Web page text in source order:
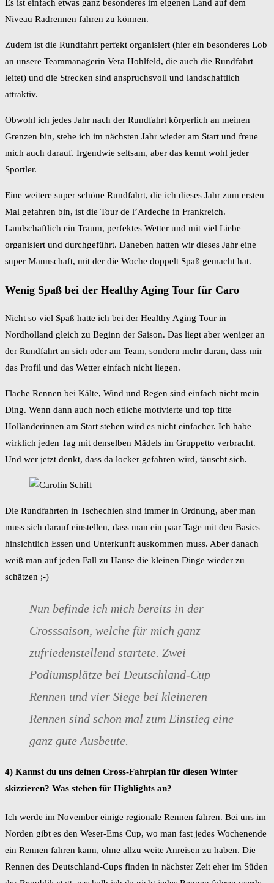
Es ist einfach etwas ganz besonderes im eigenen Land auf dem
Niveau Radrennen fahren zu können.
Zudem ist die Rundfahrt perfekt organisiert (hier ein besonderes Lob
an unsere Teammanagerin Vera Hohlfeld, die auch die Rundfahrt
leitet) und die Strecken sind anspruchsvoll und landschaftlich
attraktiv.
Obwohl ich jedes Jahr nach der Rundfahrt körperlich an meinen
Grenzen bin, stehe ich im nächsten Jahr wieder am Start und freue
mich auch darauf. Irgendwie seltsam, aber das kennt wohl jeder
Sportler.
Eine weitere super schöne Rundfahrt, die ich dieses Jahr zum ersten
Mal gefahren bin, ist die Tour de l’Ardeche in Frankreich.
Landschaftlich ein Traum, perfektes Wetter und mit viel Liebe
organisiert und durchgeführt. Daneben hatten wir dieses Jahr eine
super Mannschaft, mit der die Woche doppelt Spaß gemacht hat.
Wenig Spaß bei der Healthy Aging Tour für Caro
Nicht so viel Spaß hatte ich bei der Healthy Aging Tour in
Nordholland gleich zu Beginn der Saison. Das liegt aber weniger an
der Rundfahrt an sich oder am Team, sondern mehr daran, dass mir
das Profil und das Wetter einfach nicht liegen.
Flache Rennen bei Kälte, Wind und Regen sind einfach nicht mein
Ding. Wenn dann auch noch etliche motivierte und top fitte
Holländerinnen am Start stehen wird es nicht einfacher. Ich habe
wirklich jeden Tag mit denselben Mädels im Gruppetto verbracht.
Und wer jetzt denkt, dass da locker gefahren wird, täuscht sich.
Die Rundfahrten in Tschechien sind immer in Ordnung, aber man
muss sich darauf einstellen, dass man ein paar Tage mit den Basics
hinsichtlich Essen und Unterkunft auskommen muss. Aber danach
weiß man auf jeden Fall zu Hause die kleinen Dinge wieder zu
schätzen ;-)
Nun befinde ich mich bereits in der
Crosssaison, welche für mich ganz
zufriedenstellend startete. Zwei
Podiumsplätze bei Deutschland-Cup
Rennen und vier Siege bei kleineren
Rennen sind schon mal zum Einstieg eine
ganz gute Ausbeute.
4) Kannst du uns deinen Cross-Fahrplan für diesen Winter
skizzieren? Was stehen für Highlights an?
Ich werde im November einige regionale Rennen fahren. Bei uns im
Norden gibt es den Weser-Ems Cup, wo man fast jedes Wochenende
ein Rennen fahren kann, ohne allzu weite Anreisen zu haben. Die
Rennen des Deutschland-Cups finden in nächster Zeit eher im Süden